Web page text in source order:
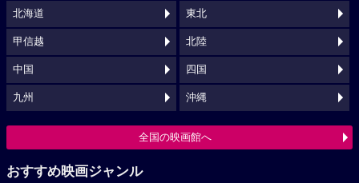
北海道 東北
甲信越 北陸
中国 四国
九州 沖縄
全国の映画館へ
おすすめ映画ジャンル